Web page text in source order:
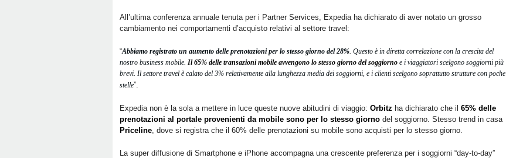
All’ultima conferenza annuale tenuta per i Partner Services, Expedia ha dichiarato di aver notato un grosso
cambiamento nei comportamenti d’acquisto relativi al settore travel:
“Abbiamo registrato un aumento delle prenotazioni per lo stesso giorno del 28%. Questo è in diretta correlazione con la crescita del
nostro business mobile. Il 65% delle transazioni mobile avvengono lo stesso giorno del soggiorno e i viaggiatori scelgono soggiorni più
brevi. Il settore travel è calato del 3% relativamente alla lunghezza media dei soggiorni, e i clienti scelgono soprattutto strutture con poche
stelle”.
Expedia non è la sola a mettere in luce queste nuove abitudini di viaggio: Orbitz ha dichiarato che il 65% delle
prenotazioni al portale provenienti da mobile sono per lo stesso giorno del soggiorno. Stesso trend in casa
Priceline, dove si registra che il 60% delle prenotazioni su mobile sono acquisti per lo stesso giorno.
La super diffusione di Smartphone e iPhone accompagna una crescente preferenza per i soggiorni “day-to-day”